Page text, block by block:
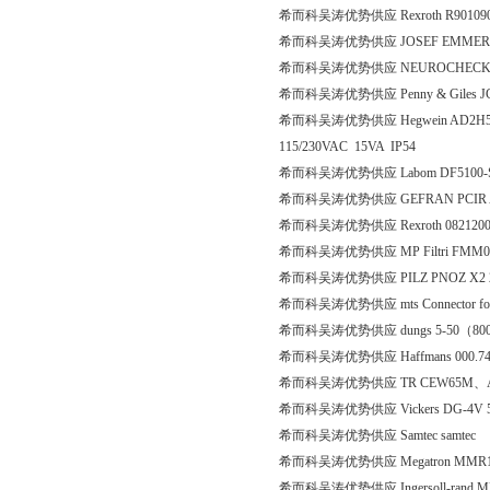
希而科吴涛优势供应 Rexroth
希而科吴涛优势供应 JOSEF
希而科吴涛优势供应
希而科吴涛优势供应 Penny & Giles
希而科吴涛优势供应 Hegwein
115/230VAC 15VA IP54
希而科吴涛优势供应 Labom
希而科吴涛优势供应 GEFRAN
希而科吴涛优势供应 Rexroth
希而科吴涛优势供应 MP Filtri
希而科吴涛优势供应 PILZ PNOZ X2
希而科吴涛优势供应 mts Connector
希而科吴涛优势供应 dungs 5-50（
希而科吴涛优势供应 Haffmans
希而科吴涛优势供应 TR CEW65M
希而科吴涛优势供应 Vickers DG-4V
希而科吴涛优势供应 Samtec samtec
希而科吴涛优势供应 Megatron